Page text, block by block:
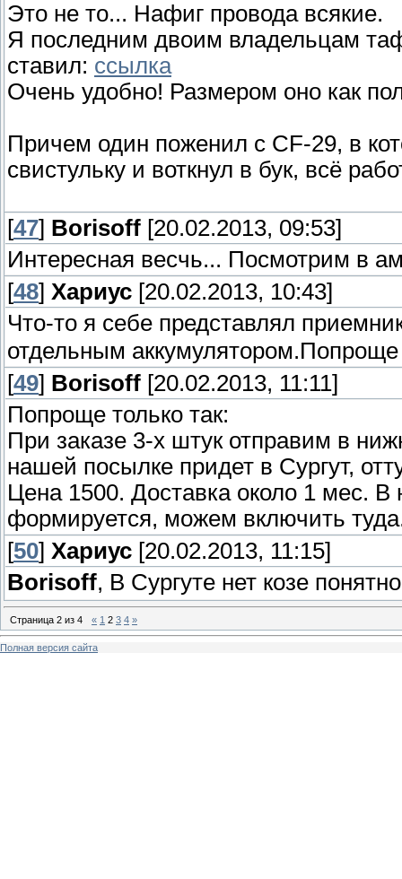
Это не то... Нафиг провода всякие.
Я последним двоим владельцам
ставил: ссылка
Очень удобно! Размером оно как
Причем один поженил с CF-29, в
свистульку и воткнул в бук, всё
[47] Borisoff [20.02.2013, 09:53]
Интересная весчь... Посмотрим в
[48] Хариус [20.02.2013, 10:43]
Что-то я себе представлял
отдельным
[49] Borisoff [20.02.2013, 11:11]
Попроще только так:
При заказе 3-х штук отправим в
нашей посылке придет в Сургут,
Цена 1500. Доставка около 1 мес.
формируется, можем включить
[50] Хариус [20.02.2013, 11:15]
Borisoff, В Сургуте нет козе
Страница 2 из 4 « 1 2 3 4 »
Полная версия сайта